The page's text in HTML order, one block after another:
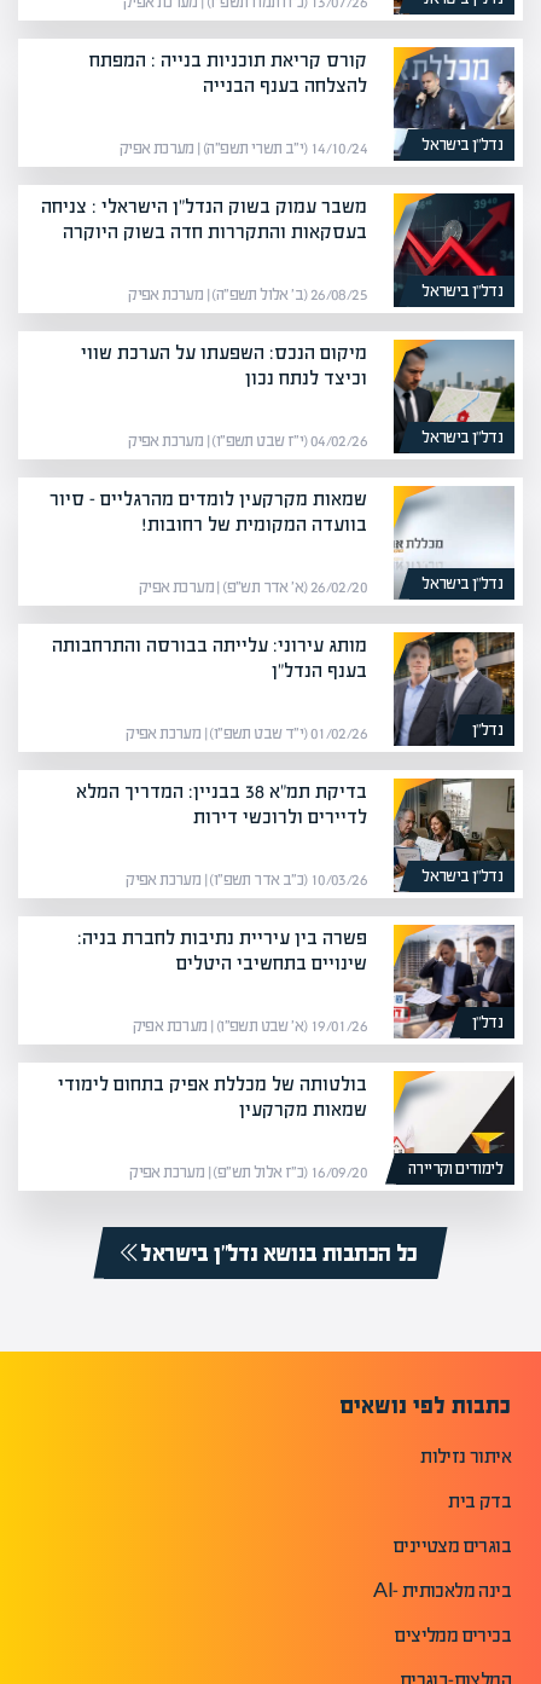
נדל”ן בישראל
קורס קריאת תוכניות בנייה : המפתח
להצלחה בענף הבנייה
14/10/24 (י״ב תשרי תשפ״ה) | מערכת אפיק
נדל”ן בישראל
משבר עמוק בשוק הנדל"ן הישראלי : צניחה
בעסקאות והתקררות חדה בשוק היוקרה
26/08/25 (ב׳ אלול תשפ״ה) | מערכת אפיק
נדל”ן בישראל
מיקום הנכס: השפעתו על הערכת שווי
וכיצד לנתח נכון
04/02/26 (י״ז שבט תשפ״ו) | מערכת אפיק
נדל”ן בישראל
שמאות מקרקעין לומדים מהרגליים – סיור
בוועדה המקומית של רחובות!
26/02/20 (א׳ אדר תש״פ) | מערכת אפיק
נדל”ן
מותג עירוני: עלייתה בבורסה והתרחבותה
בענף הנדל"ן
01/02/26 (י״ד שבט תשפ״ו) | מערכת אפיק
נדל”ן בישראל
בדיקת תמ"א 38 בבניין: המדריך המלא
לדיירים ולרוכשי דירות
10/03/26 (כ״ב אדר תשפ״ו) | מערכת אפיק
נדל”ן
פשרה בין עיריית נתיבות לחברת בניה:
שינויים בתחשיבי היטלים
19/01/26 (א׳ שבט תשפ״ו) | מערכת אפיק
לימודים וקריירה
בולטותה של מכללת אפיק בתחום לימודי
שמאות מקרקעין
16/09/20 (כ״ז אלול תש״פ) | מערכת אפיק
כל הכתבות בנושא נדל”ן בישראל
כתבות לפי נושאים
איתור נזילות
בדק בית
בוגרים מצטיינים
בינה מלאכותית -AI
בכירים ממליצים
המלצות-בוגרים